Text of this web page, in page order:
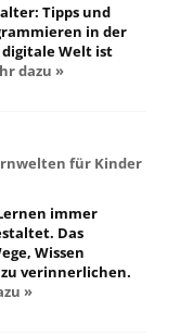
Tipps und
in der
Welt ist
dazu »
für Kinder
immer
Das
Wissen
verinnerlichen.
»